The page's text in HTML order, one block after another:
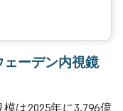
ーデン内視鏡
は2025年に3,796億